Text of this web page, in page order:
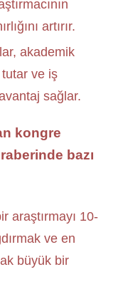
artırır.
akademik
ve iş
sağlar.
kongre
bazı
araştırmayı 10-
ve en
büyük bir